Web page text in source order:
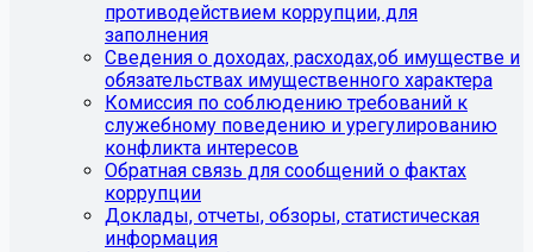
противодействием коррупции, для
заполнения
Сведения о доходах, расходах,об имуществе и
обязательствах имущественного характера
Комиссия по соблюдению требований к
служебному поведению и урегулированию
конфликта интересов
Обратная связь для сообщений о фактах
коррупции
Доклады, отчеты, обзоры, статистическая
информация